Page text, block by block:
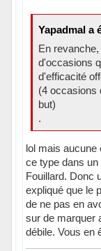
Yapadmal a
En
d'occasions
d'efficacité
(4 occasions
but)
.
lol mais aucune
ce type dans
Fouillard. Donc
expliqué que le
de ne pas en
sur de marquer
débile. Vous en